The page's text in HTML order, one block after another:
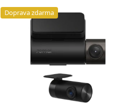
Doprava zdarma